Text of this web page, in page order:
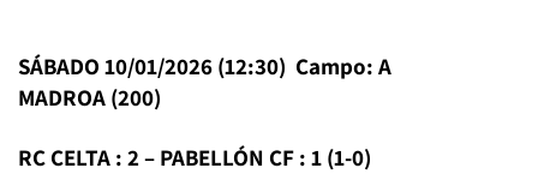
SÁBADO 10/01/2026 (12:30) Campo: A
MADROA (200)
RC CELTA : 2 – PABELLÓN CF : 1 (1-0)